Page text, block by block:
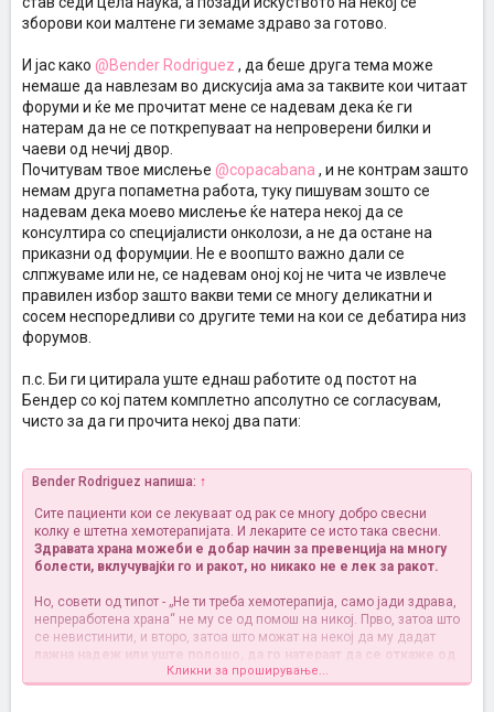
зборови кои малтене ги земаме здраво за готово.
И јас како @Bender Rodriguez , да беше друга тема може
немаше да навлезам во дискусија ама за таквите кои читаат
форуми и ќе ме прочитат мене се надевам дека ќе ги
натерам да не се поткрепуваат на непроверени билки и
чаеви од нечиј двор.
Почитувам твое мислење @copacabana , и не контрам зашто
немам друга попаметна работа, туку пишувам зошто се
надевам дека моево мислење ќе натера некој да се
консултира со специјалисти онколози, а не да остане на
приказни од форумџии. Не е воопшто важно дали се
слпжуваме или не, се надевам оној кој не чита че извлече
правилен избор зашто вакви теми се многу деликатни и
сосем неспоредливи со другите теми на кои се дебатира низ
форумов.
п.с. Би ги цитирала уште еднаш работите од постот на
Бендер со кој патем комплетно апсолутно се согласувам,
чисто за да ги прочита некој два пати:
Bender Rodriguez напиша: ↑
Сите пациенти кои се лекуваат од рак се многу добро свесни
колку е штетна хемотерапијата. И лекарите се исто така свесни.
Здравата храна можеби е добар начин за превенција на многу
болести, вклучувајќи го и ракот, но никако не е лек за ракот.
Но, совети од типот - „Не ти треба хемотерапија, само јади здрава,
непреработена храна“ не му се од помош на никој. Прво, затоа што
се невистинити, и второ, затоа што можат на некој да му дадат
лажна надеж или уште полошо, да го натераат да се откаже од
медицинскиот третман.!
Кликни за проширување...